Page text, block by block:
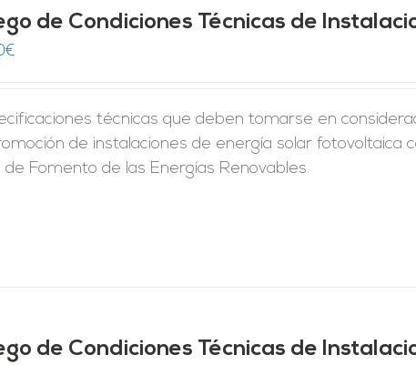
de Condiciones Técnicas de
€
técnicas que deben tomarse en
de instalaciones de energía solar fotovoltaica
de Fomento de las Energías Renovables.
de Condiciones Técnicas de